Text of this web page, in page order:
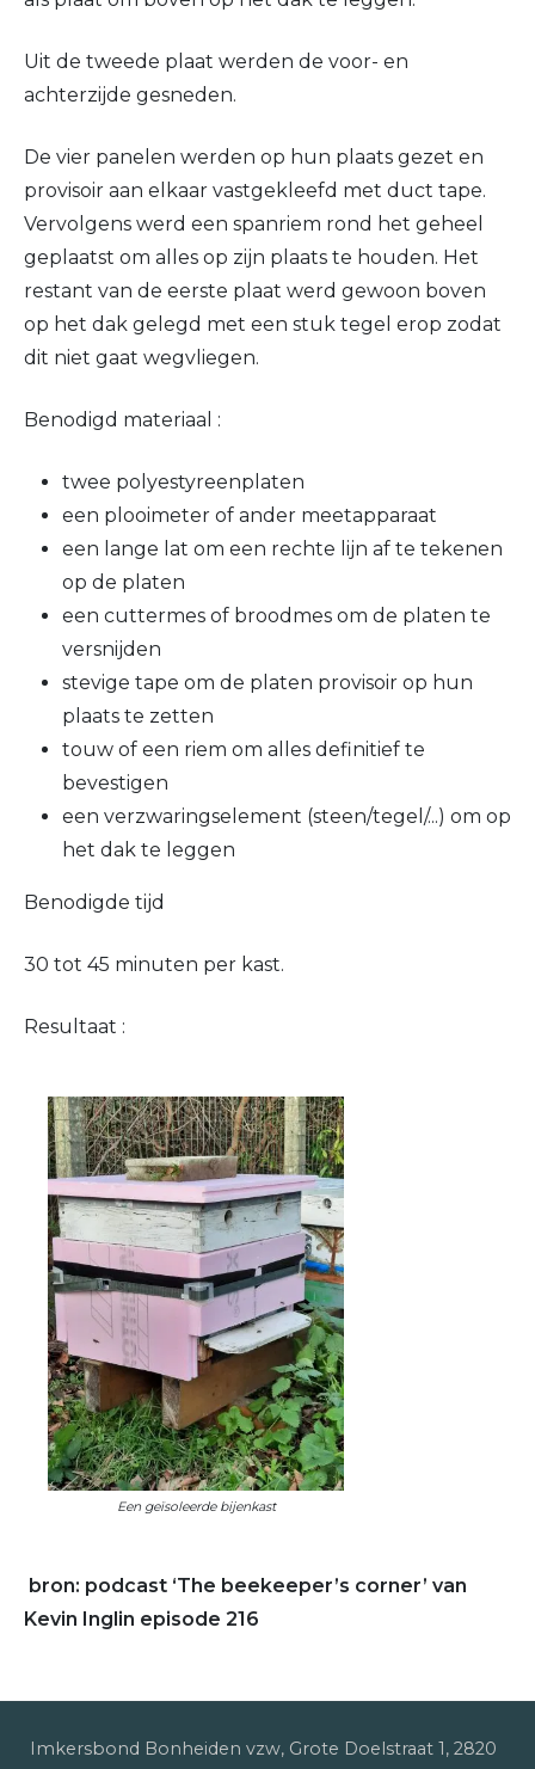
Uit de tweede plaat werden de voor- en
achterzijde gesneden.
De vier panelen werden op hun plaats gezet en
provisoir aan elkaar vastgekleefd met duct tape.
Vervolgens werd een spanriem rond het geheel
geplaatst om alles op zijn plaats te houden. Het
restant van de eerste plaat werd gewoon boven
op het dak gelegd met een stuk tegel erop zodat
dit niet gaat wegvliegen.
Benodigd materiaal :
twee polyestyreenplaten
een plooimeter of ander meetapparaat
een lange lat om een rechte lijn af te tekenen
op de platen
een cuttermes of broodmes om de platen te
versnijden
stevige tape om de platen provisoir op hun
plaats te zetten
touw of een riem om alles definitief te
bevestigen
een verzwaringselement (steen/tegel/...) om op
het dak te leggen
Benodigde tijd
30 tot 45 minuten per kast.
Resultaat :
Een geïsoleerde bijenkast
bron: podcast ‘The beekeeper’s corner’ van
Kevin Inglin episode 216
Imkersbond Bonheiden vzw, Grote Doelstraat 1, 2820